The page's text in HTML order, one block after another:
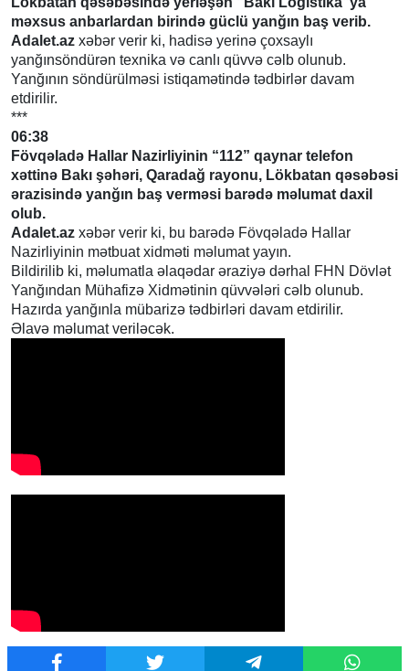
məxsus anbarlardan birində güclü yanğın baş verib.
Adalet.az xəbər verir ki, hadisə yerinə çoxsaylı
yanğınsöndürən texnika və canlı qüvvə cəlb olunub.
Yanğının söndürülməsi istiqamətində tədbirlər davam
etdirilir.
***
06:38
Fövqəladə Hallar Nazirliyinin “112” qaynar telefon
xəttinə Bakı şəhəri, Qaradağ rayonu, Lökbatan qəsəbəsi
ərazisində yanğın baş verməsi barədə məlumat daxil
olub.
Adalet.az xəbər verir ki, bu barədə Fövqəladə Hallar
Nazirliyinin mətbuat xidməti məlumat yayın.
Bildirilib ki, məlumatla əlaqədar əraziyə dərhal FHN Dövlət
Yanğından Mühafizə Xidmətinin qüvvələri cəlb olunub.
Hazırda yanğınla mübarizə tədbirləri davam etdirilir.
Əlavə məlumat veriləcək.